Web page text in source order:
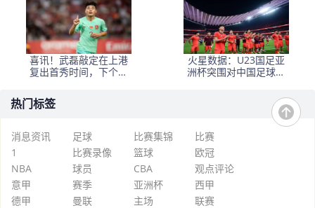
喜讯！武磊敲定在上港
复出首秀时间，下个月
火星数据：U23国足亚
洲杯突围对中国足球的
热门标签
消息资讯 足球 比赛集锦
比赛
1
比赛录像 篮球
欧冠
NBA
球员 CBA
观点评论
意甲
赛季 亚洲杯
西甲
德甲
曼联 主场 联赛